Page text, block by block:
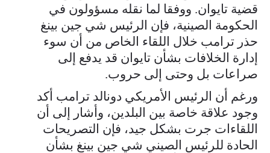
قضية تايوان. ووفقا لما نقله مسؤولون في
الحكومة الصينية، فإن الرئيس شي جين بينغ
حذر ترامب خلال اللقاء الخاص من أن سوء
إدارة الخلافات بشأن تايوان قد يدفع إلى
صراعات بل وحتى إلى حروب.
ورغم أن الرئيس الأمريكي دونالد ترامب أكد
وجود علاقة خاصة بين البلدين، وأشار إلى أن
اللقاءات جرت بشكل جيد، فإن التصريحات
الحادة للرئيس الصيني شي جين بينغ بشأن